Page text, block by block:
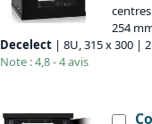
254
Decelect | 8U, 315 x 300 |
Note : 4,8 - 4 avis